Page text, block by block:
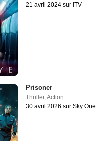
21 avril 2024 sur ITV
Prisoner
Thriller,Action
30 avril 2026 sur Sky One